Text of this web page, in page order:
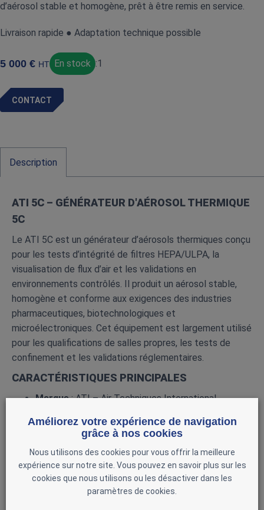
d’aérosol stable et homogène, prêt à être remis en service.
Livraison rapide ● Adaptation technique possible
5 000 € HT En stock :1
CONTACT
Description
ATI 5C – GÉNÉRATEUR D'AÉROSOL THERMIQUE
5C
Le ATI 5C est un générateur d’aérosols thermiques conçu
pour les tests d’intégrité de filtres HEPA/ULPA, la
visualisation de flux d’air et les validations en
environnements contrôlés. Il produit un aérosol stable,
homogène et conforme aux exigences des industries
pharmaceutiques, biotechnologiques et
microélectroniques. Cet équipement est largement utilisé
pour les qualifications de salles propres, les tests de
confinement et les validations réglementaires.
CARACTÉRISTIQUES PRINCIPALES
Marque: ATI – Air Techniques International
Modèle
: Générateur d’aérosols thermiques
Usage: Tests HEPA/ULPA, visualisation de flux,
qualification de salles propres
Production d’aérosol: Stable, homogène, calibrée
Améliorez votre expérience de navigation
grâce à nos cookies
Nous utilisons des cookies pour vous offrir la meilleure
expérience sur notre site. Vous pouvez en savoir plus sur les
cookies que nous utilisons ou les désactiver dans les
paramètres de cookies.